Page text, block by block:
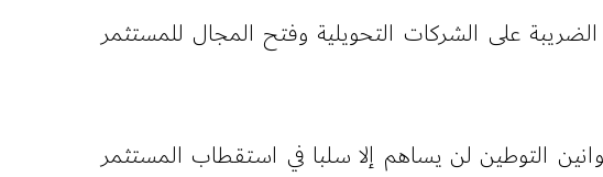
على الشركات التحويلية وفتح المجال للمستثمر
التوطين لن يساهم إلا سلبا في استقطاب المستثمر